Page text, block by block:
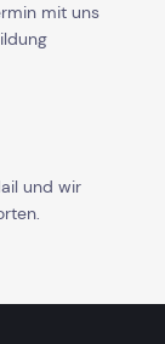
mit uns
und wir